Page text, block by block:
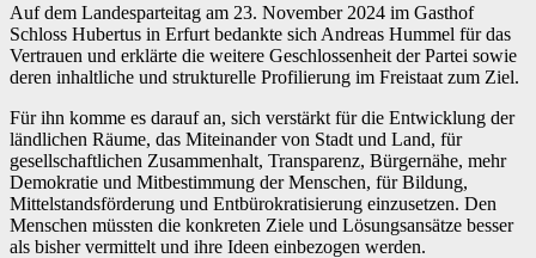
Auf dem Landesparteitag am 23. November 2024 im Gasthof
Schloss Hubertus in Erfurt bedankte sich Andreas Hummel für das
Vertrauen und erklärte die weitere Geschlossenheit der Partei sowie
deren inhaltliche und strukturelle Profilierung im Freistaat zum Ziel.
Für ihn komme es darauf an, sich verstärkt für die Entwicklung der
ländlichen Räume, das Miteinander von Stadt und Land, für
gesellschaftlichen Zusammenhalt, Transparenz, Bürgernähe, mehr
Demokratie und Mitbestimmung der Menschen, für Bildung,
Mittelstandsförderung und Entbürokratisierung einzusetzen. Den
Menschen müssten die konkreten Ziele und Lösungsansätze besser
als bisher vermittelt und ihre Ideen einbezogen werden.